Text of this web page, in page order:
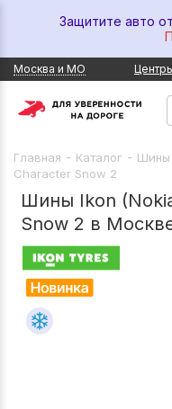
Защитите авто
Москва и МО
Главная - Каталог - Шины
Character Snow 2
Шины Ikon
Snow 2 в